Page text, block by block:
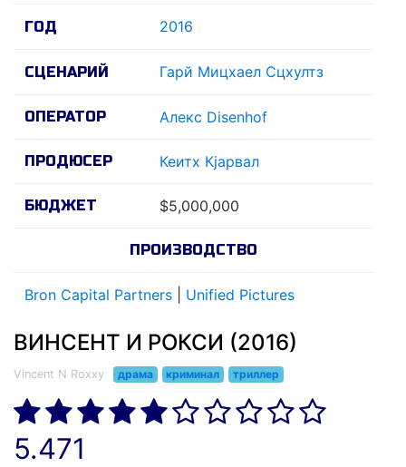
ГОД 2016
СЦЕНАРИЙ Гарй Мицхаел Сцхултз
ОПЕРАТОР Алекс Disenhof
ПРОДЮСЕР Кеитх Кjарвал
БЮДЖЕТ $5,000,000
ПРОИЗВОДСТВО
Bron Capital Partners Unified Pictures
ВИНСЕНТ И РОКСИ (2016)
Vincent N Roxxy драма криминал триллер
5.471